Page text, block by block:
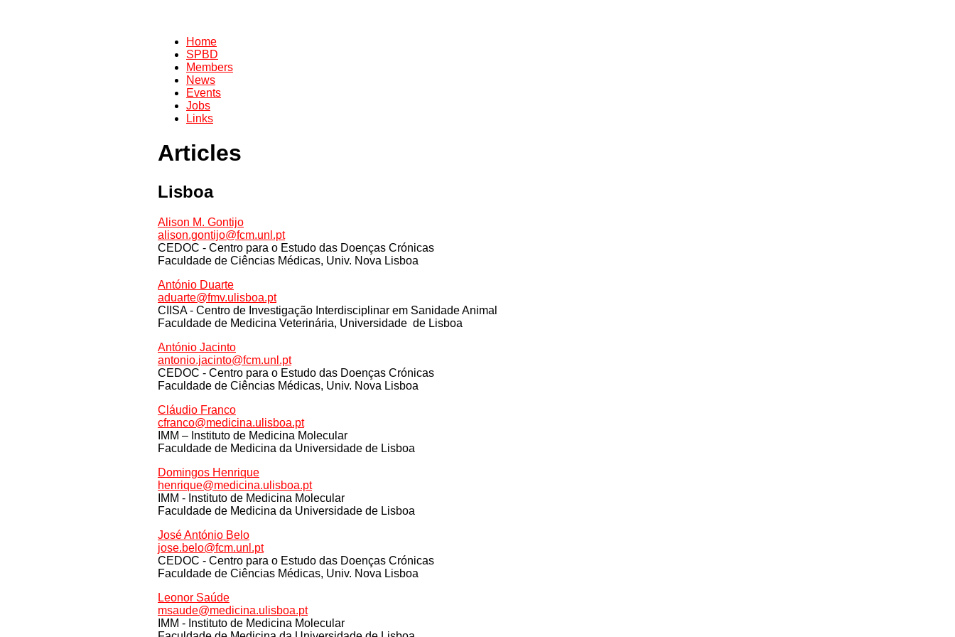
Home
SPBD
Members
News
Events
Jobs
Links
Articles
Lisboa
Alison M. Gontijo
alison.gontijo@fcm.unl.pt
CEDOC - Centro para o Estudo das Doenças Crónicas
Faculdade de Ciências Médicas, Univ. Nova Lisboa
António Duarte
aduarte@fmv.ulisboa.pt
CIISA - Centro de Investigação Interdisciplinar em Sanidade Animal
Faculdade de Medicina Veterinária, Universidade de Lisboa
António Jacinto
antonio.jacinto@fcm.unl.pt
CEDOC - Centro para o Estudo das Doenças Crónicas
Faculdade de Ciências Médicas, Univ. Nova Lisboa
Cláudio Franco
cfranco@medicina.ulisboa.pt
IMM – Instituto de Medicina Molecular
Faculdade de Medicina da Universidade de Lisboa
Domingos Henrique
henrique@medicina.ulisboa.pt
IMM - Instituto de Medicina Molecular
Faculdade de Medicina da Universidade de Lisboa
José António Belo
jose.belo@fcm.unl.pt
CEDOC - Centro para o Estudo das Doenças Crónicas
Faculdade de Ciências Médicas, Univ. Nova Lisboa
Leonor Saúde
msaude@medicina.ulisboa.pt
IMM - Instituto de Medicina Molecular